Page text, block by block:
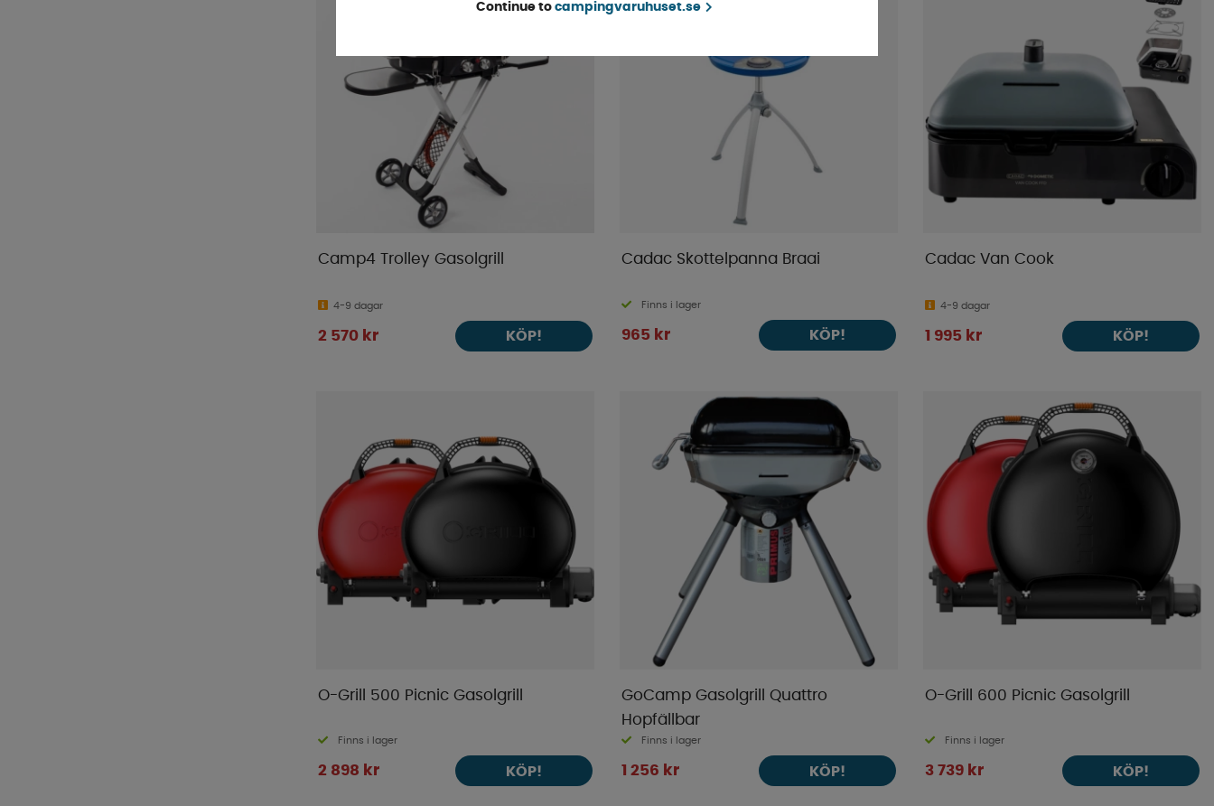
Camp4 Trolley Gasolgrill
4-9 dagar
2 570 kr KÖP!
Cadac Skottelpanna Braai
Finns i lager
965 kr KÖP!
Cadac Van Cook
4-9 dagar
1 995 kr KÖP!
O-Grill 500 Picnic Gasolgrill
Finns i lager
2 898 kr KÖP!
GoCamp Gasolgrill Quattro
Hopfällbar
Finns i lager
1 256 kr KÖP!
O-Grill 600 Picnic Gasolgrill
Finns i lager
3 739 kr KÖP!
Continue to campingvaruhuset.se